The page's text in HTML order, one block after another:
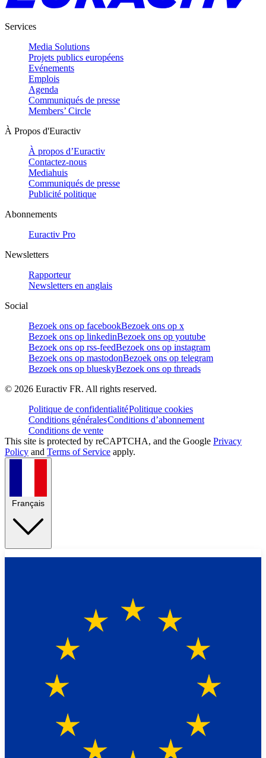
Services
Media Solutions
Projets publics européens
Evénements
Emplois
Agenda
Communiqués de presse
Members’ Circle
À Propos d'Euractiv
À propos d’Euractiv
Contactez-nous
Mediahuis
Communiqués de presse
Publicité politique
Abonnements
Euractiv Pro
Newsletters
Rapporteur
Newsletters en anglais
Social
Bezoek ons op facebookBezoek ons op x
Bezoek ons op linkedinBezoek ons op youtube
Bezoek ons op rss-feedBezoek ons op instagram
Bezoek ons op mastodonBezoek ons op telegram
Bezoek ons op blueskyBezoek ons op threads
© 2026 Euractiv FR. All rights reserved.
Politique de confidentialitéPolitique cookies
Conditions généralesConditions d’abonnement
Conditions de vente
This site is protected by reCAPTCHA, and the Google Privacy
Policy and Terms of Service apply.
Français